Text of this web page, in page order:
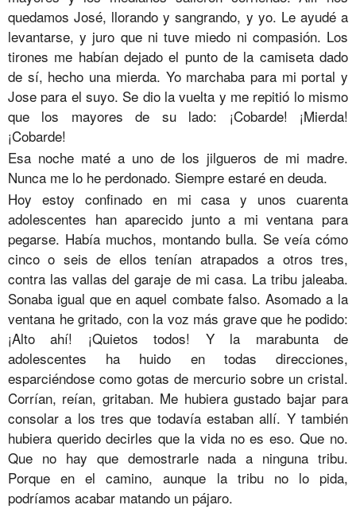
quedamos José, llorando y sangrando, y yo. Le ayudé a
levantarse, y juro que ni tuve miedo ni compasión. Los
tirones me habían dejado el punto de la camiseta dado
de sí, hecho una mierda. Yo marchaba para mi portal y
Jose para el suyo. Se dio la vuelta y me repitió lo mismo
que los mayores de su lado: ¡Cobarde! ¡Mierda!
¡Cobarde!
Esa noche maté a uno de los jilgueros de mi madre.
Nunca me lo he perdonado. Siempre estaré en deuda.
Hoy estoy confinado en mi casa y unos cuarenta
adolescentes han aparecido junto a mi ventana para
pegarse. Había muchos, montando bulla. Se veía cómo
cinco o seis de ellos tenían atrapados a otros tres,
contra las vallas del garaje de mi casa. La tribu jaleaba.
Sonaba igual que en aquel combate falso. Asomado a la
ventana he gritado, con la voz más grave que he podido:
¡Alto ahí! ¡Quietos todos! Y la marabunta de
adolescentes ha huido en todas direcciones,
esparciéndose como gotas de mercurio sobre un cristal.
Corrían, reían, gritaban. Me hubiera gustado bajar para
consolar a los tres que todavía estaban allí. Y también
hubiera querido decirles que la vida no es eso. Que no.
Que no hay que demostrarle nada a ninguna tribu.
Porque en el camino, aunque la tribu no lo pida,
podríamos acabar matando un pájaro.